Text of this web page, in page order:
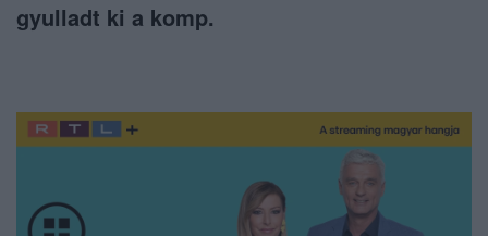
gyulladt ki a komp.